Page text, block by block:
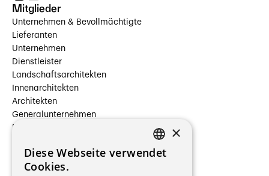
Mitglieder
Unternehmen & Bevollmächtigte
Lieferanten
Unternehmen
Dienstleister
Landschaftsarchitekten
Innenarchitekten
Architekten
Generalunternehmen
Beauftragte Unternehmen
Hersteller/Lieferanten
Bauherrschaften
FRENCH
×
Diese Webseite verwendet
Cookies.